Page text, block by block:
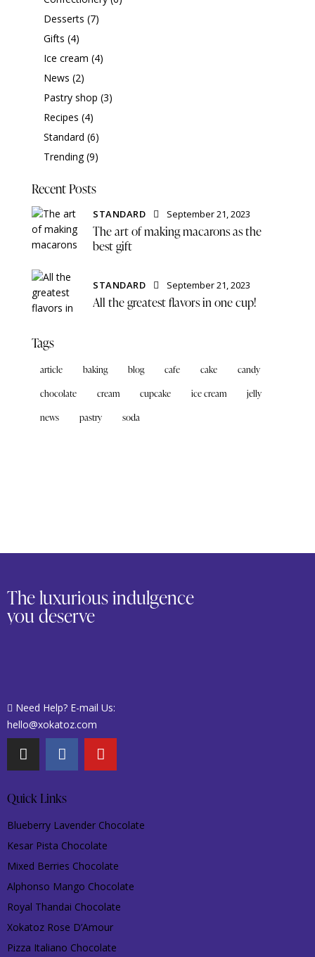
Desserts (7)
Gifts (4)
Ice cream (4)
News (2)
Pastry shop (3)
Recipes (4)
Standard (6)
Trending(9)
Recent Posts
STANDARD September 21, 2023
The art of making macarons as the
best gift
STANDARD September 21, 2023
All the greatest flavors in one cup!
Tags
article baking blog cafe cake
candy
chocolate
cream cupcake ice cream
jelly
news
pastry soda
The luxurious indulgence
you deserve
Need Help? E-mail Us:
hello@xokatoz.com
Quick Links
Blueberry Lavender Chocolate
Kesar Pista Chocolate
Mixed Berries Chocolate
Alphonso Mango Chocolate
Royal Thandai Chocolate
Xokatoz Rose D’Amour
Pizza Italiano Chocolate